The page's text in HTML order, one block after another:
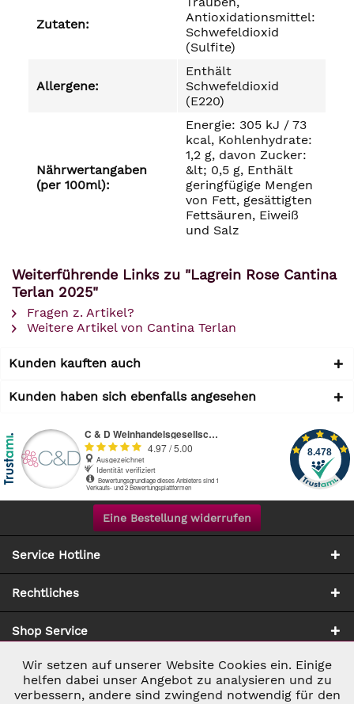
Zutaten:
Antioxidationsmittel:
Schwefeldioxid
(Sulfite)
Allergene:
Enthält
Schwefeldioxid
(E220)
Nährwertangaben
(per 100ml):
Energie: 305 kJ / 73
kcal, Kohlenhydrate:
1,2 g, davon Zucker:
&lt; 0,5 g, Enthält
geringfügige Mengen
von Fett, gesättigten
Fettsäuren, Eiweiß
und Salz
Weiterführende Links zu "Lagrein Rose Cantina
Terlan 2025"
Fragen z. Artikel?
Weitere Artikel von Cantina Terlan
Kunden kauften auch
Kunden haben sich ebenfalls angesehen
Eine Bestellung widerrufen
Service Hotline
Rechtliches
Shop Service
Zahlung & Versand
Notwendig Aktiv
Wir setzen auf unserer Website Cookies ein. Einige
helfen dabei unser Angebot zu analysieren und zu
verbessern, andere sind zwingend notwendig für den